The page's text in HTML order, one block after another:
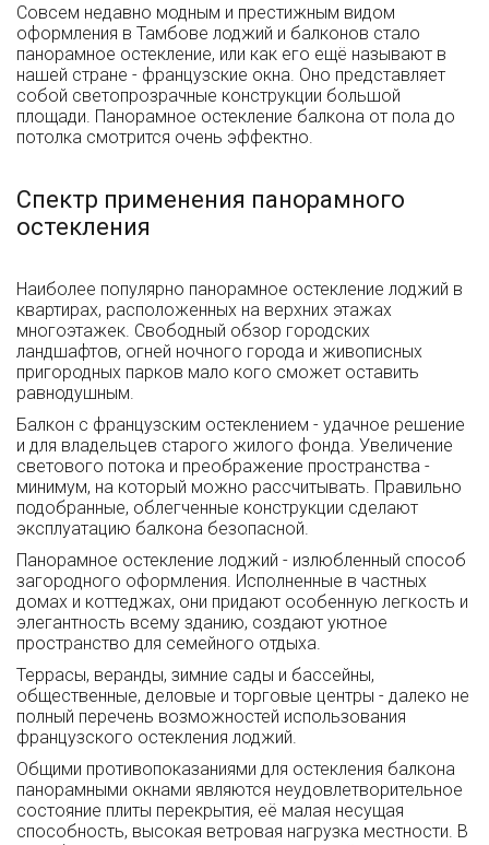
Совсем недавно модным и престижным видом
оформления в Тамбове лоджий и балконов стало
панорамное остекление, или как его ещё называют в
нашей стране - французские окна. Оно представляет
собой светопрозрачные конструкции большой
площади. Панорамное остекление балкона от пола до
потолка смотрится очень эффектно.
Спектр применения панорамного
остекления
Наиболее популярно панорамное остекление лоджий в
квартирах, расположенных на верхних этажах
многоэтажек. Свободный обзор городских
ландшафтов, огней ночного города и живописных
пригородных парков мало кого сможет оставить
равнодушным.
Балкон с французским остеклением - удачное решение
и для владельцев старого жилого фонда. Увеличение
светового потока и преображение пространства -
минимум, на который можно рассчитывать. Правильно
подобранные, облегченные конструкции сделают
эксплуатацию балкона безопасной.
Панорамное остекление лоджий - излюбленный способ
загородного оформления. Исполненные в частных
домах и коттеджах, они придают особенную легкость и
элегантность всему зданию, создают уютное
пространство для семейного отдыха.
Террасы, веранды, зимние сады и бассейны,
общественные, деловые и торговые центры - далеко не
полный перечень возможностей использования
французского остекления лоджий.
Общими противопоказаниями для остекления балкона
панорамными окнами являются неудовлетворительное
состояние плиты перекрытия, её малая несущая
способность, высокая ветровая нагрузка местности. В